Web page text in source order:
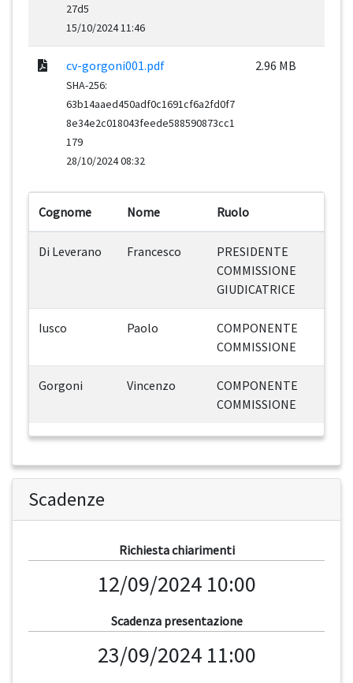
27d5
15/10/2024 11:46
cv-gorgoni001.pdf
SHA-256:
63b14aaed450adf0c1691cf6a2fd0f7
8e34e2c018043feede588590873cc1
179
28/10/2024 08:32
2.96 MB
Cognome Nome Ruolo
Di Leverano Francesco
PRESIDENTE
COMMISSIONE
GIUDICATRICE
Iusco Paolo
COMPONENTE
COMMISSIONE
Gorgoni Vincenzo
COMPONENTE
COMMISSIONE
Scadenze
Richiesta chiarimenti
12/09/2024 10:00
Scadenza presentazione
23/09/2024 11:00